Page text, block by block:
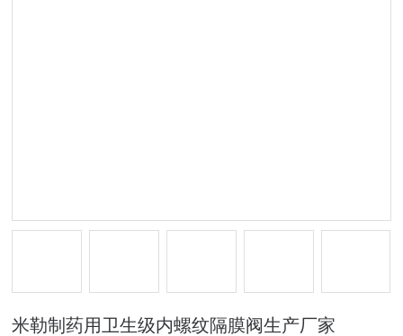
米勒制药用卫生级内螺纹隔膜阀生产厂家